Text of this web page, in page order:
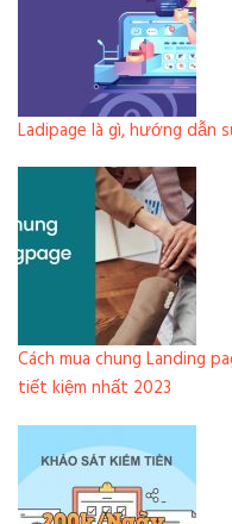
Ladipage là gì, hướng dẫn
Cách mua chung Landing
tiết kiệm nhất 2023